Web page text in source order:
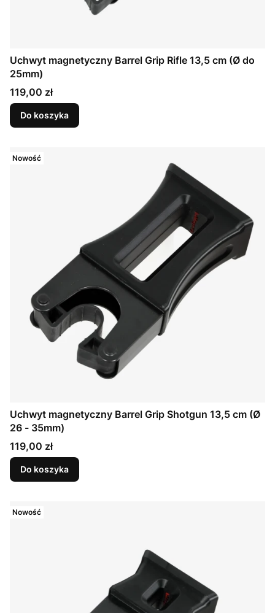
Uchwyt magnetyczny Barrel Grip Rifle 13,5 cm (Ø do
25mm)
Cena
119,00 zł
Do koszyka
Nowość
Uchwyt magnetyczny Barrel Grip Shotgun 13,5 cm (Ø
26 - 35mm)
Cena
119,00 zł
Do koszyka
Nowość